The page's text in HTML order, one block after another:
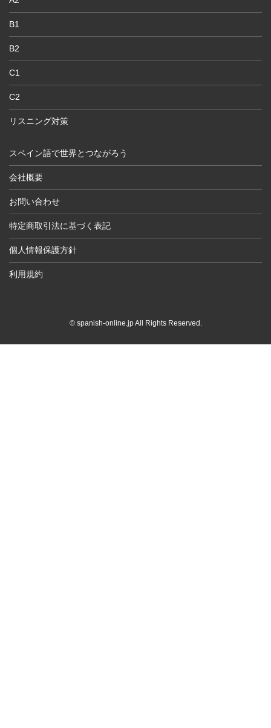
B1
B2
C1
C2
リスニング対策
スペイン語で世界とつながろう
会社概要
お問い合わせ
特定商取引法に基づく表記
個人情報保護方針
利用規約
© spanish-online.jp All Rights Reserved.